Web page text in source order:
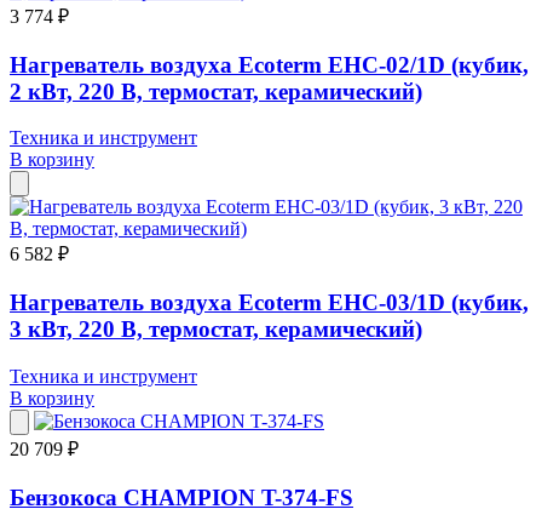
3 774 ₽
Нагреватель воздуха Ecoterm EHC-02/1D (кубик,
2 кВт, 220 В, термостат, керамический)
Техника и инструмент
В корзину
6 582 ₽
Нагреватель воздуха Ecoterm EHC-03/1D (кубик,
3 кВт, 220 В, термостат, керамический)
Техника и инструмент
В корзину
20 709 ₽
Бензокоса CHAMPION T-374-FS